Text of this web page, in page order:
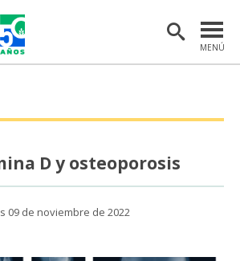
MENÚ
INSTITUTO
Y COMUNICACIONES
D y osteoporosis
09 de noviembre de 2022